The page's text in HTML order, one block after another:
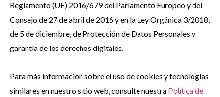
Reglamento (UE) 2016/679 del Parlamento Europeo y del
Consejo de 27 de abril de 2016 y en la Ley Orgánica 3/2018,
de 5 de diciembre, de Protección de Datos Personales y
garantía de los derechos digitales.
Para más información sobre el uso de cookies y tecnologías
similares en nuestro sitio web, consulte nuestra Política de